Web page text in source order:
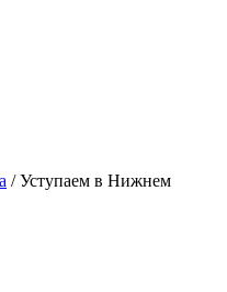
/Уступаем в Нижнем